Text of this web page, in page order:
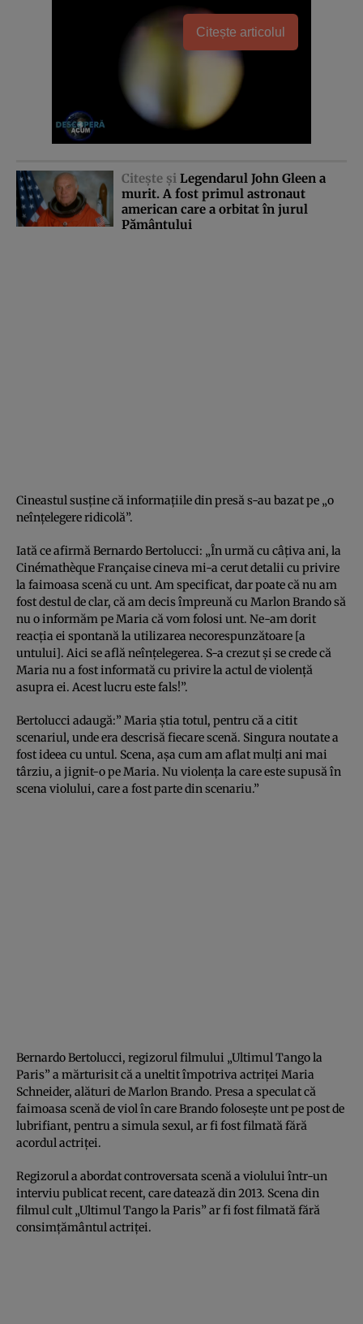
Citește articolul
Citeşte şi Legendarul John Gleen a
murit. A fost primul astronaut
american care a orbitat în jurul
Pământului
Cineastul susţine că informaţiile din presă s-au bazat pe „o
neînţelegere ridicolă”.
Iată ce afirmă Bernardo Bertolucci: „În urmă cu câţiva ani, la
Cinémathèque Française cineva mi-a cerut detalii cu privire
la faimoasa scenă cu unt. Am specificat, dar poate că nu am
fost destul de clar, că am decis împreună cu Marlon Brando să
nu o informăm pe Maria că vom folosi unt. Ne-am dorit
reacţia ei spontană la utilizarea necorespunzătoare [a
untului]. Aici se află neînţelegerea. S-a crezut şi se crede că
Maria nu a fost informată cu privire la actul de violenţă
asupra ei. Acest lucru este fals!”.
Bertolucci adaugă:” Maria ştia totul, pentru că a citit
scenariul, unde era descrisă fiecare scenă. Singura noutate a
fost ideea cu untul. Scena, aşa cum am aflat mulţi ani mai
târziu, a jignit-o pe Maria. Nu violenţa la care este supusă în
scena violului, care a fost parte din scenariu.”
Bernardo Bertolucci, regizorul filmului „Ultimul Tango la
Paris” a mărturisit că a uneltit împotriva actriţei Maria
Schneider, alături de Marlon Brando. Presa a speculat că
faimoasa scenă de viol în care Brando foloseşte unt pe post de
lubrifiant, pentru a simula sexul, ar fi fost filmată fără
acordul actriţei.
Regizorul a abordat controversata scenă a violului într-un
interviu publicat recent, care datează din 2013. Scena din
filmul cult „Ultimul Tango la Paris” ar fi fost filmată fără
consimţământul actriţei.